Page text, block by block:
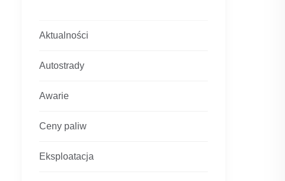
Aktualności
Autostrady
Awarie
Ceny paliw
Eksploatacja